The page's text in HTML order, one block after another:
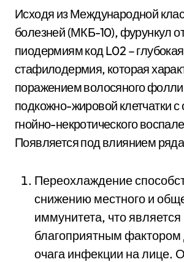
Исходя из Международной
болезней (МКБ-10), фурункул
пиодермиям код L02 – глубокая
стафилодермия, которая
поражением волосяного
подкожно-жировой клетчатки
гнойно-некротического
Появляется под влиянием
Переохлаждение
снижению местного и
иммунитета, что является
благоприятным фактором
очага инфекции на лице.